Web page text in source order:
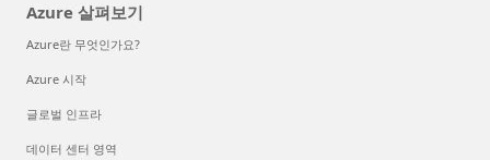
Azure 살펴보기
Azure란 무엇인가요?
Azure 시작
글로벌 인프라
데이터 센터 영역